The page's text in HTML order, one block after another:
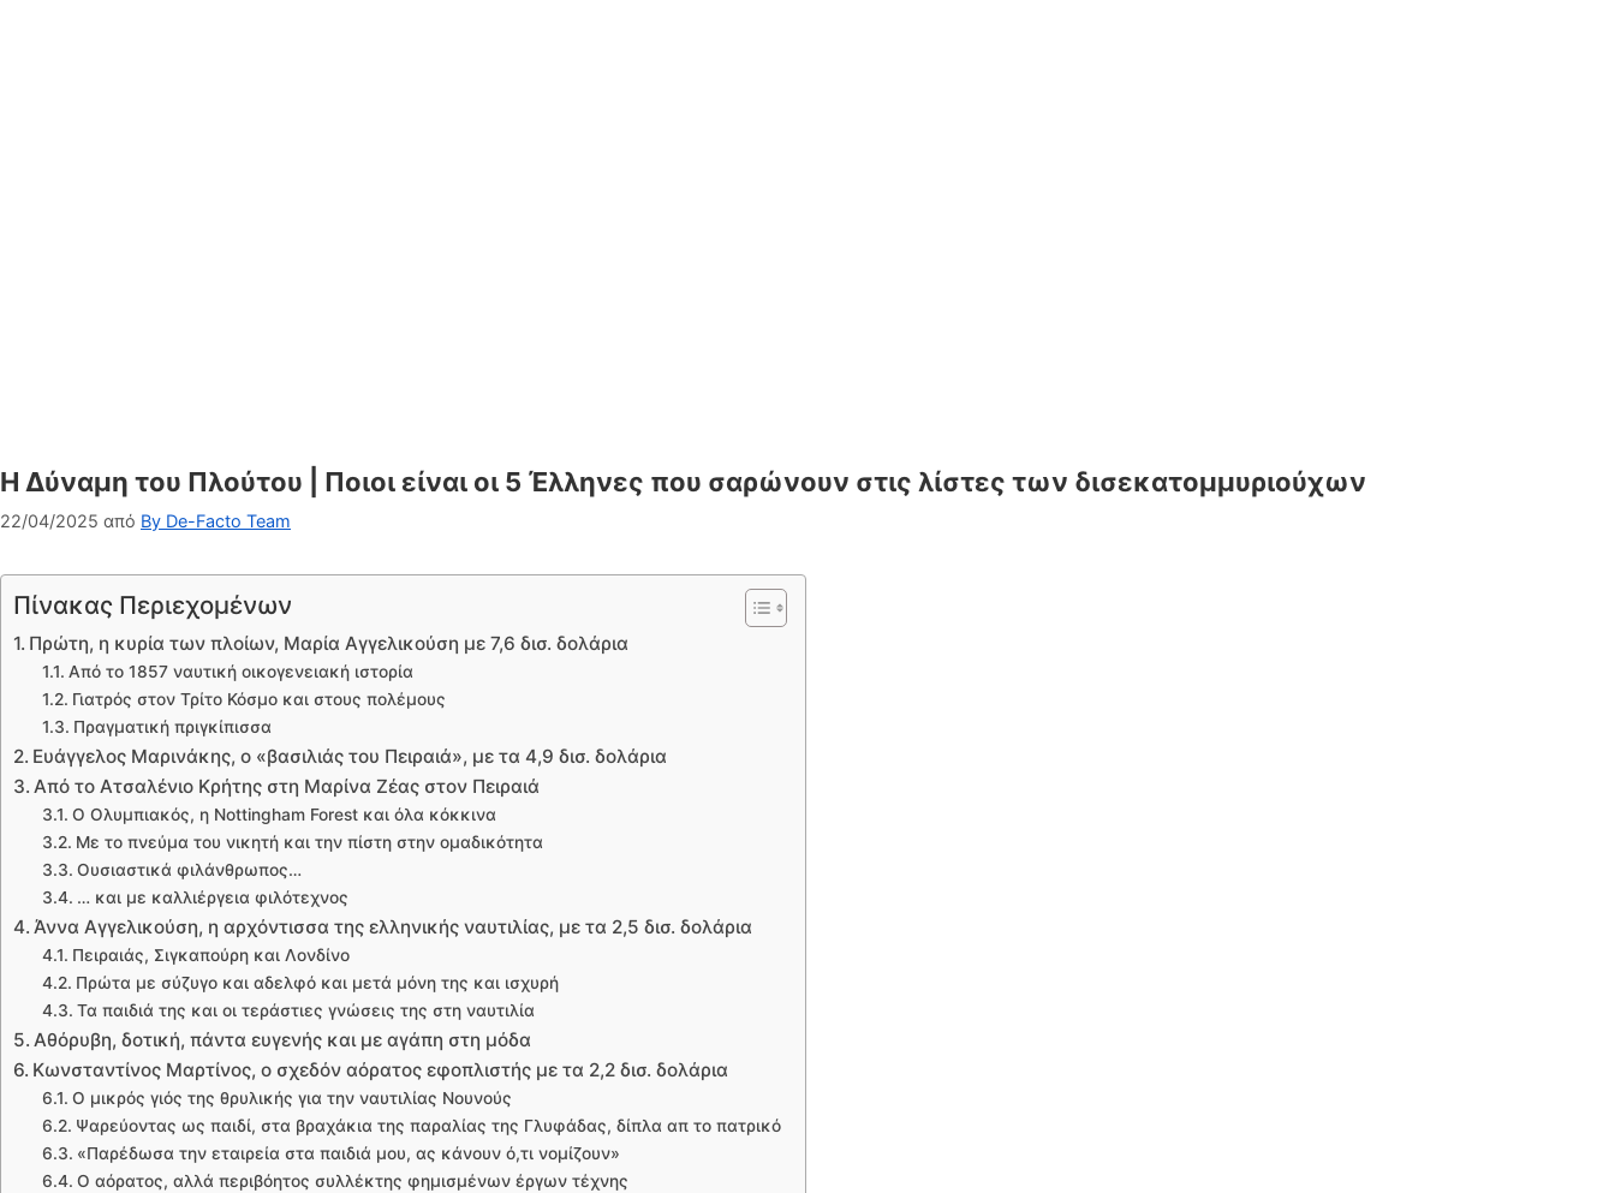
Η Δύναμη του Πλούτου | Ποιοι είναι οι 5 Έλληνες που σαρώνουν στις λίστες των δισεκατομμυριούχων
22/04/2025 από By De-Facto Team
Πίνακας Περιεχομένων
Πρώτη, η κυρία των πλοίων, Μαρία Αγγελικούση με 7,6 δισ. δολάρια
Από το 1857 ναυτική οικογενειακή ιστορία
Γιατρός στον Τρίτο Κόσμο και στους πολέμους
Πραγματική πριγκίπισσα
Ευάγγελος Μαρινάκης, ο «βασιλιάς του Πειραιά», με τα 4,9 δισ. δολάρια
Από το Ατσαλένιο Κρήτης στη Μαρίνα Ζέας στον Πειραιά
Ο Ολυμπιακός, η Nottingham Forest και όλα κόκκινα
Με το πνεύμα του νικητή και την πίστη στην ομαδικότητα
Ουσιαστικά φιλάνθρωπος…
… και με καλλιέργεια φιλότεχνος
Άννα Αγγελικούση, η αρχόντισσα της ελληνικής ναυτιλίας, με τα 2,5 δισ. δολάρια
Πειραιάς, Σιγκαπούρη και Λονδίνο
Πρώτα με σύζυγο και αδελφό και μετά μόνη της και ισχυρή
Τα παιδιά της και οι τεράστιες γνώσεις της στη ναυτιλία
Αθόρυβη, δοτική, πάντα ευγενής και με αγάπη στη μόδα
Κωνσταντίνος Μαρτίνος, ο σχεδόν αόρατος εφοπλιστής με τα 2,2 δισ. δολάρια
Ο μικρός γιός της θρυλικής για την ναυτιλίας Νουνούς
Ψαρεύοντας ως παιδί, στα βραχάκια της παραλίας της Γλυφάδας, δίπλα απ το πατρικό
«Παρέδωσα την εταιρεία στα παιδιά μου, ας κάνουν ό,τι νομίζουν»
Ο αόρατος, αλλά περιβόητος συλλέκτης φημισμένων έργων τέχνης